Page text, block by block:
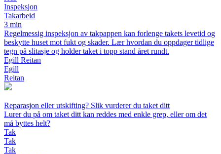
Inspeksjon
Takarbeid
3 min
Regelmessig inspeksjon av takpappen kan forlenge takets levetid og
beskytte huset mot fukt og skader. Lær hvordan du oppdager tidlige
tegn på slitasje og holder taket i topp stand året rundt.
Egill Reitan
Egill
Reitan
Reparasjon eller utskifting? Slik vurderer du taket ditt
Lurer du på om taket ditt kan reddes med enkle grep, eller om det
må byttes helt?
Tak
Tak
Tak